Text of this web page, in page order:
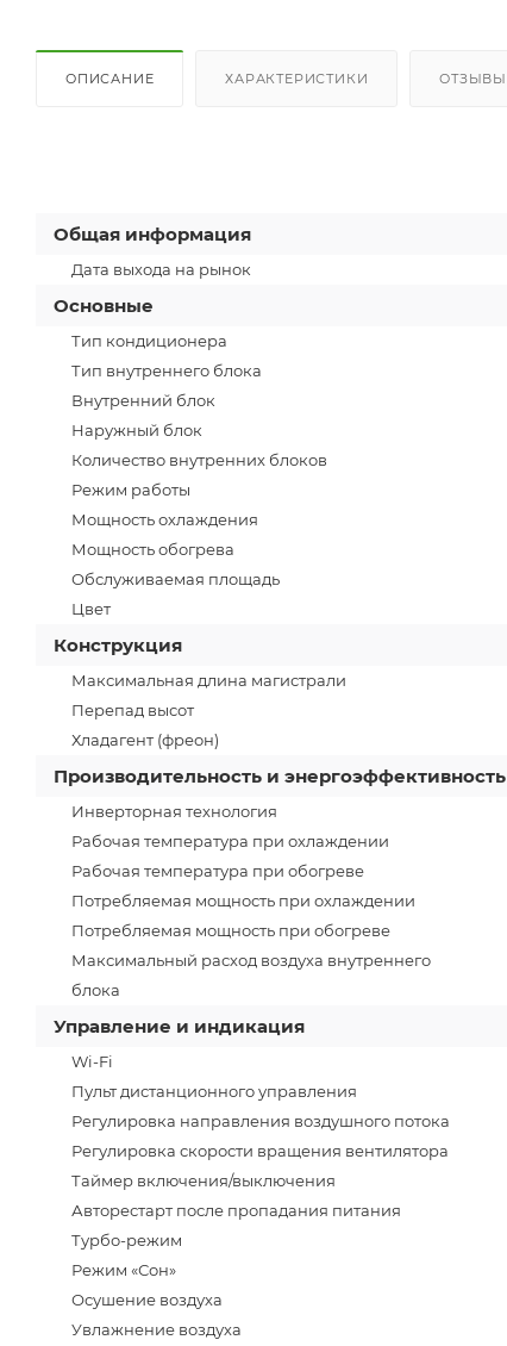
ОПИСАНИЕ ХАРАКТЕРИСТИКИ ОТЗЫВЫ
Общая информация
Дата выхода на рынок
Основные
Тип кондиционера
Тип внутреннего блока
Внутренний блок
Наружный блок
Количество внутренних блоков
Режим работы
Мощность охлаждения
Мощность обогрева
Обслуживаемая площадь
Цвет
Конструкция
Максимальная длина магистрали
Перепад высот
Хладагент (фреон)
Производительность и энергоэффективность
Инверторная технология
Рабочая температура при охлаждении
Рабочая температура при обогреве
Потребляемая мощность при охлаждении
Потребляемая мощность при обогреве
Максимальный расход воздуха внутреннего
блока
Управление и индикация
Wi-Fi
Пульт дистанционного управления
Регулировка направления воздушного потока
Регулировка скорости вращения вентилятора
Таймер включения/выключения
Авторестарт после пропадания питания
Турбо-режим
Режим «Сон»
Осушение воздуха
Увлажнение воздуха